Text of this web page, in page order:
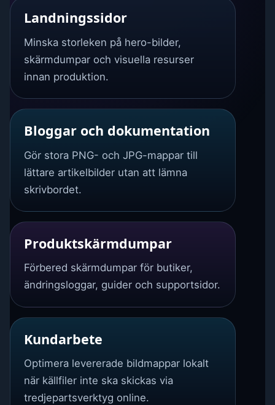
Landningssidor
Minska storleken på hero-bilder,
skärmdumpar och visuella resurser
innan produktion.
Bloggar och dokumentation
Gör stora PNG- och JPG-mappar till
lättare artikelbilder utan att lämna
skrivbordet.
Produktskärmdumpar
Förbered skärmdumpar för butiker,
ändringsloggar, guider och supportsidor.
Kundarbete
Optimera levererade bildmappar lokalt
när källfiler inte ska skickas via
tredjepartsverktyg online.